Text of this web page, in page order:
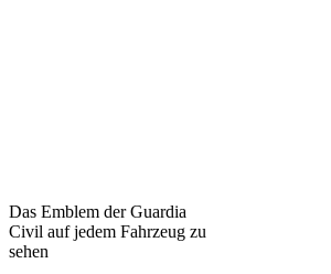
Das Emblem der Guardia
Civil auf jedem Fahrzeug zu
sehen